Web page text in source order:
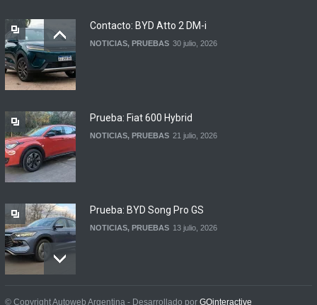
NOTICIAS 4 agosto, 2026
Contacto: BYD Atto 2 DM-i
NOTICIAS, PRUEBAS 30 julio, 2026
Prueba: Fiat 600 Hybrid
NOTICIAS, PRUEBAS 21 julio, 2026
Prueba: BYD Song Pro GS
NOTICIAS, PRUEBAS 13 julio, 2026
Contacto: Jeep Wrangler
© Copyright Autoweb Argentina - Desarrollado por GOinteractive